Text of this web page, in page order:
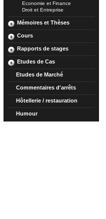
Economie et Finance
Droit et Entreprise
Mémoires et Thèses
Cours
Rapports de stages
Etudes de Cas
Etudes de Marché
Commentaires d'arrêts
Hôtellerie / restauration
Humour